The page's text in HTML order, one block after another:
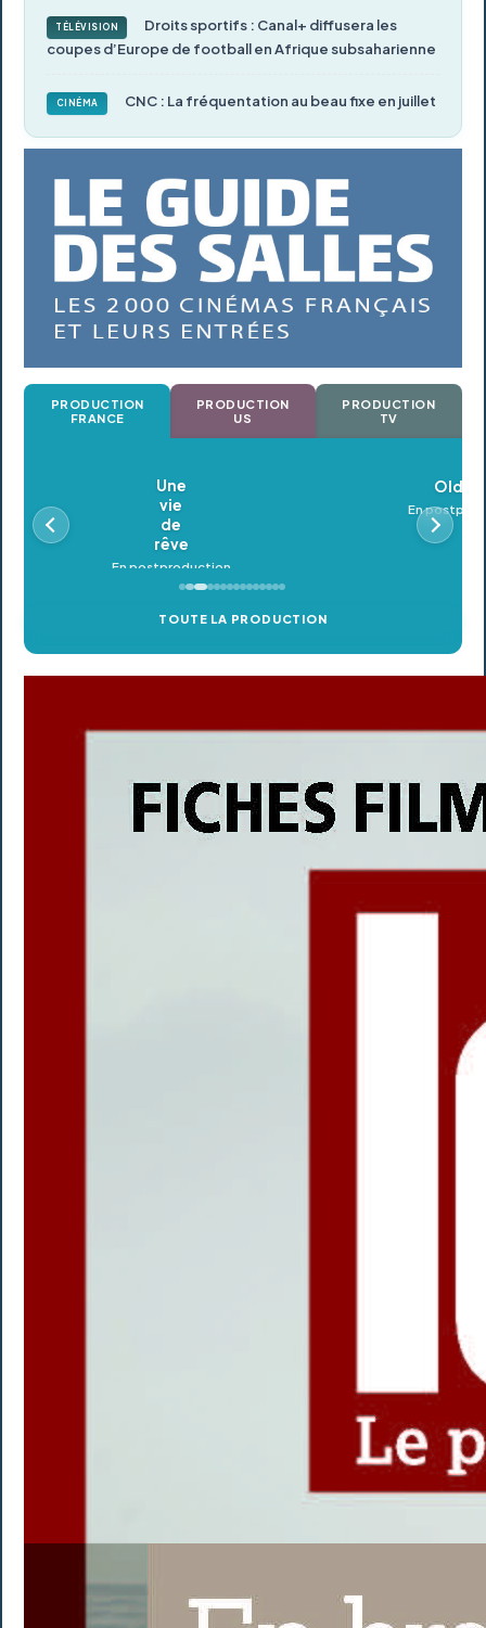
TÉLÉVISION
Droits sportifs : Canal+ diffusera les
coupes d’Europe de football en Afrique subsaharienne
CINÉMA CNC : La fréquentation au beau fixe en juillet
PRODUCTION
FRANCE
PRODUCTION
US
PRODUCTION
TV
Oldeupe
En postproduction
TOUTE LA PRODUCTION